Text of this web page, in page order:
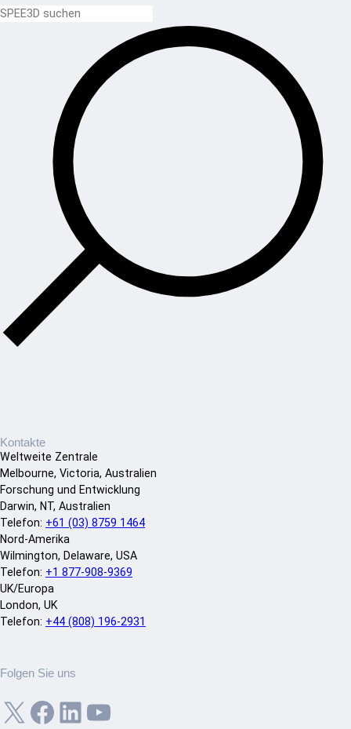
Kontakte
Weltweite Zentrale
Melbourne, Victoria, Australien
Forschung und Entwicklung
Darwin, NT, Australien
Telefon: +61 (03) 8759 1464
Nord-Amerika
Wilmington, Delaware, USA
Telefon: +1 877-908-9369
UK/Europa
London, UK
Telefon: +44 (808) 196-2931
Folgen Sie uns
X Facebook LinkedIn YouTube